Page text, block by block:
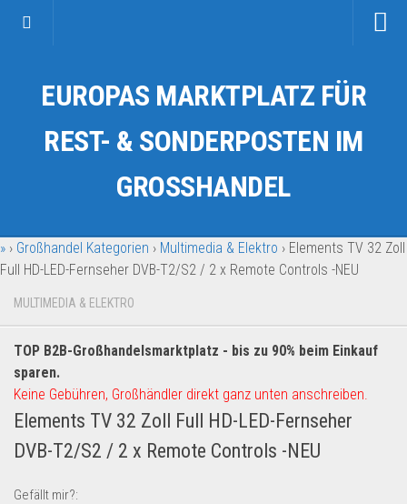
Kategorien
Auto & Motorrad
Fahrzeuge & Transport
Garten & Werkzeug
Geschäft, Büro & Schreibwaren
Geschenkartikel
Handy und Smartphone
Kosmetik & Pflege
Lebensmittel & Getränke
Multimedia & Elektro
Münzen
EUROPAS MARKTPLATZ FÜR
REST- & SONDERPOSTEN IM
GROSSHANDEL
» › Großhandel Kategorien › Multimedia & Elektro › Elements TV 32 Zoll
Full HD-LED-Fernseher DVB-T2/S2 / 2 x Remote Controls -NEU
MULTIMEDIA & ELEKTRO
TOP B2B-Großhandelsmarktplatz - bis zu 90% beim Einkauf
sparen.
Keine Gebühren, Großhändler direkt ganz unten anschreiben.
Elements TV 32 Zoll Full HD-LED-Fernseher
DVB-T2/S2 / 2 x Remote Controls -NEU
Gefällt mir?: